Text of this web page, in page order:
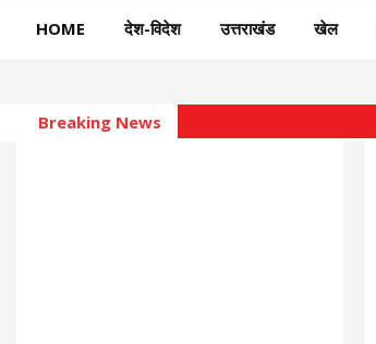
HOME देश-विदेश उत्तराखंड खेल
Breaking News